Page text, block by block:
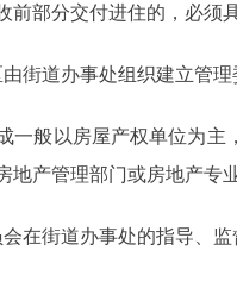
部分交付进住的，必须
道办事处组织建立管理
般以房屋产权单位为主
地产管理部门或房地产专
街道办事处的指导、监